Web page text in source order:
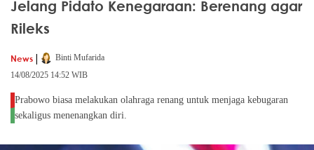
Jelang Pidato Kenegaraan: Berenang agar
Rileks
News |
Binti Mufarida
14/08/2025 14:52 WIB
Prabowo biasa melakukan olahraga renang untuk menjaga kebugaran
sekaligus menenangkan diri.